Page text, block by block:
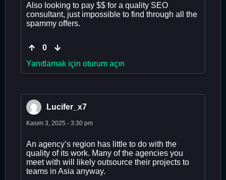
Also looking to pay $$ for a quality SEO
consultant, just impossible to find through all the
spammy offers.
0
Yanıtlamak için oturum açın
Lucifer_x7
Kasım 3, 2025 - 3:30 pm
An agency’s region has little to do with the
quality of its work. Many of the agencies you
meet with will likely outsource their projects to
teams in Asia anyway.